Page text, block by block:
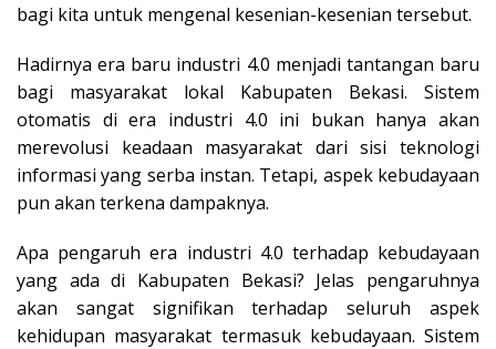
bagi kita untuk mengenal kesenian-kesenian tersebut.
Hadirnya era baru industri 4.0 menjadi tantangan baru
bagi masyarakat lokal Kabupaten Bekasi. Sistem
otomatis di era industri 4.0 ini bukan hanya akan
merevolusi keadaan masyarakat dari sisi teknologi
informasi yang serba instan. Tetapi, aspek kebudayaan
pun akan terkena dampaknya.
Apa pengaruh era industri 4.0 terhadap kebudayaan
yang ada di Kabupaten Bekasi? Jelas pengaruhnya
akan sangat signifikan terhadap seluruh aspek
kehidupan masyarakat termasuk kebudayaan. Sistem